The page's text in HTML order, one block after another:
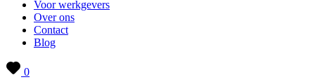
Voor werkgevers
Over ons
Contact
Blog
0